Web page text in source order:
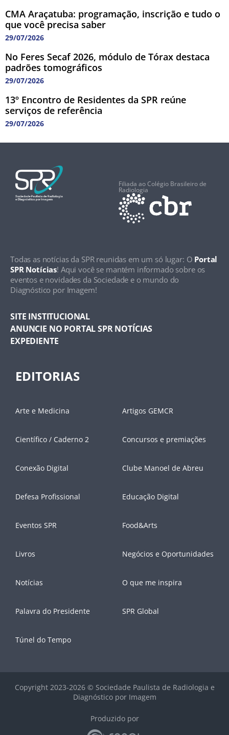
CMA Araçatuba: programação, inscrição e tudo o
que você precisa saber
29/07/2026
No Feres Secaf 2026, módulo de Tórax destaca
padrões tomográficos
29/07/2026
13º Encontro de Residentes da SPR reúne
serviços de referência
29/07/2026
Filiada ao Colégio Brasileiro de
Radiologia
Todas as notícias da SPR reunidas em um só lugar: O Portal
SPR Notícias! Aqui você se mantém informado sobre os
eventos e novidades da Sociedade e o mundo do
Diagnóstico por Imagem!
SITE INSTITUCIONAL
ANUNCIE NO PORTAL SPR NOTÍCIAS
EXPEDIENTE
EDITORIAS
Arte e Medicina Artigos GEMCR
Científico / Caderno 2 Concursos e premiações
Conexão Digital Clube Manoel de Abreu
Defesa Profissional Educação Digital
Eventos SPR Food&Arts
Livros Negócios e Oportunidades
Notícias O que me inspira
Palavra do Presidente SPR Global
Túnel do Tempo
Copyright 2023-2026 © Sociedade Paulista de Radiologia e
Diagnóstico por Imagem
Produzido por